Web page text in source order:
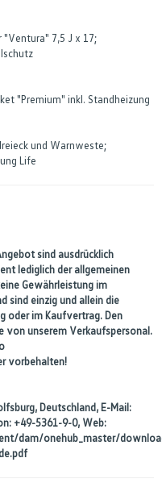
7,5 J x 17;
"Premium" inkl. Standheizung
und Warnweste;
Life
sind ausdrücklich
lediglich der allgemeinen
Gewährleistung im
sind einzig und allein die
oder im Kaufvertrag. Den
von unserem Verkaufspersonal.
vorbehalten!
Deutschland, E-Mail:
+49-5361-9-0, Web:
dam/onehub_master/